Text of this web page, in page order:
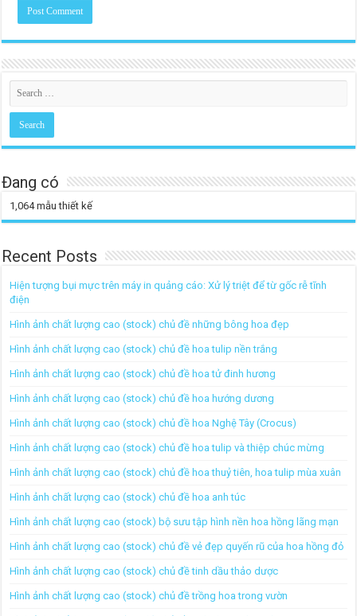
Đang có
1,064mẫu thiết kế
Recent Posts
Hiện tượng bụi mực trên máy in quảng cáo: Xử lý triệt để từ gốc rễ tĩnh
điện
Hình ảnh chất lượng cao (stock) chủ đề những bông hoa đẹp
Hình ảnh chất lượng cao (stock) chủ đề hoa tulip nền trắng
Hình ảnh chất lượng cao (stock) chủ đề hoa tử đinh hương
Hình ảnh chất lượng cao (stock) chủ đề hoa hướng dương
Hình ảnh chất lượng cao (stock) chủ đề hoa Nghệ Tây (Crocus)
Hình ảnh chất lượng cao (stock) chủ đề hoa tulip và thiệp chúc mừng
Hình ảnh chất lượng cao (stock) chủ đề hoa thuỷ tiên, hoa tulip mùa xuân
Hình ảnh chất lượng cao (stock) chủ đề hoa anh túc
Hình ảnh chất lượng cao (stock) bộ sưu tập hình nền hoa hồng lãng mạn
Hình ảnh chất lượng cao (stock) chủ đề vẻ đẹp quyến rũ của hoa hồng đỏ
Hình ảnh chất lượng cao (stock) chủ đề tinh dầu thảo dược
Hình ảnh chất lượng cao (stock) chủ đề trồng hoa trong vườn